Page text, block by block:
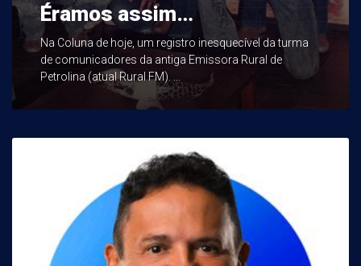
Éramos assim…
Na Coluna de hoje, um registro inesquecível da turma
de comunicadores da antiga Emissora Rural de
Petrolina (atual Rural FM). ...